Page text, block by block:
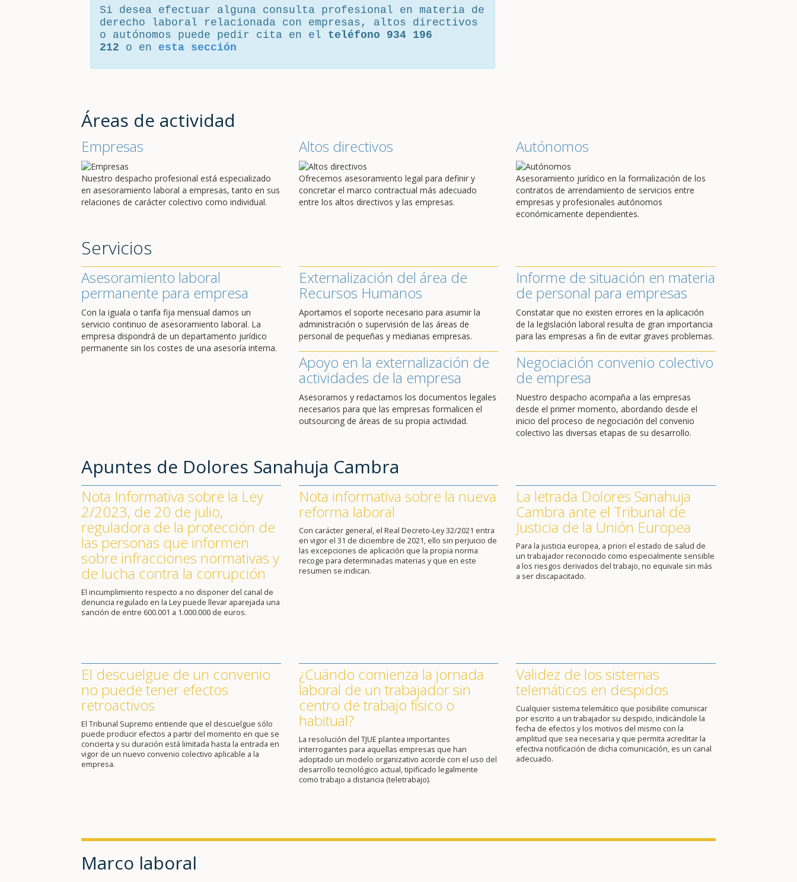
Si desea efectuar alguna consulta profesional en materia de
derecho laboral relacionada con empresas, altos directivos
o autónomos puede pedir cita en el teléfono 934 196
212 o en esta sección
Áreas de actividad
Empresas
Nuestro despacho profesional está especializado
en asesoramiento laboral a empresas, tanto en sus
relaciones de carácter colectivo como individual.
Altos directivos
Ofrecemos asesoramiento legal para definir y
concretar el marco contractual más adecuado
entre los altos directivos y las empresas.
Autónomos
Asesoramiento jurídico en la formalización de los
contratos de arrendamiento de servicios entre
empresas y profesionales autónomos
económicamente dependientes.
Servicios
Asesoramiento laboral
permanente para empresa
Con la iguala o tarifa fija mensual damos un
servicio continuo de asesoramiento laboral. La
empresa dispondrá de un departamento jurídico
permanente sin los costes de una asesoría interna.
Externalización del área de
Recursos Humanos
Aportamos el soporte necesario para asumir la
administración o supervisión de las áreas de
personal de pequeñas y medianas empresas.
Informe de situación en materia
de personal para empresas
Constatar que no existen errores en la aplicación
de la legislación laboral resulta de gran importancia
para las empresas a fin de evitar graves problemas.
Apoyo en la externalización de
actividades de la empresa
Asesoramos y redactamos los documentos legales
necesarios para que las empresas formalicen el
outsourcing de áreas de su propia actividad.
Negociación convenio colectivo
de empresa
Nuestro despacho acompaña a las empresas
desde el primer momento, abordando desde el
inicio del proceso de negociación del convenio
colectivo las diversas etapas de su desarrollo.
Apuntes de Dolores Sanahuja Cambra
Nota Informativa sobre la Ley
2/2023, de 20 de julio,
reguladora de la protección de
las personas que informen
sobre infracciones normativas y
de lucha contra la corrupción
El incumplimiento respecto a no disponer del canal de
denuncia regulado en la Ley puede llevar aparejada una
sanción de entre 600.001 a 1.000.000 de euros.
Nota informativa sobre la nueva
reforma laboral
Con carácter general, el Real Decreto-Ley 32/2021 entra
en vigor el 31 de diciembre de 2021, ello sin perjuicio de
las excepciones de aplicación que la propia norma
recoge para determinadas materias y que en este
resumen se indican.
La letrada Dolores Sanahuja
Cambra ante el Tribunal de
Justicia de la Unión Europea
Para la justicia europea, a priori el estado de salud de
un trabajador reconocido como especialmente sensible
a los riesgos derivados del trabajo, no equivale sin más
a ser discapacitado.
El descuelgue de un convenio
no puede tener efectos
retroactivos
El Tribunal Supremo entiende que el descuelgue sólo
puede producir efectos a partir del momento en que se
concierta y su duración está limitada hasta la entrada en
vigor de un nuevo convenio colectivo aplicable a la
empresa.
¿Cuándo comienza la jornada
laboral de un trabajador sin
centro de trabajo físico o
habitual?
La resolución del TJUE plantea importantes
interrogantes para aquellas empresas que han
adoptado un modelo organizativo acorde con el uso del
desarrollo tecnológico actual, tipificado legalmente
como trabajo a distancia (teletrabajo).
Validez de los sistemas
telemáticos en despidos
Cualquier sistema telemático que posibilite comunicar
por escrito a un trabajador su despido, indicándole la
fecha de efectos y los motivos del mismo con la
amplitud que sea necesaria y que permita acreditar la
efectiva notificación de dicha comunicación, es un canal
adecuado.
Marco laboral